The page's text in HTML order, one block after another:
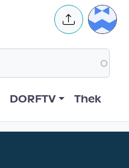
User
DORFTV Thek